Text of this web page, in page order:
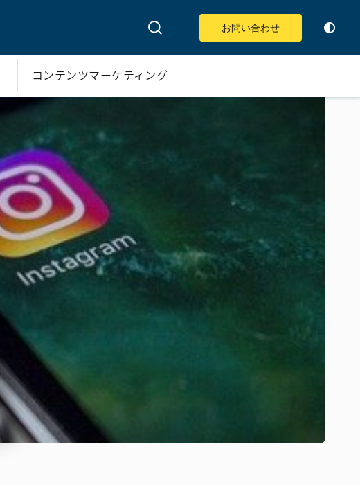
お問い合わせ
コンテンツマーケティング